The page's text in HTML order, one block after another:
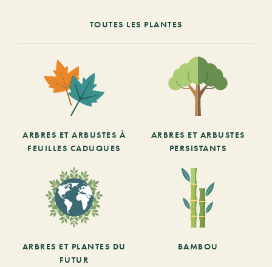
TOUTES LES PLANTES
ARBRES ET ARBUSTES À
FEUILLES CADUQUES
ARBRES ET ARBUSTES
PERSISTANTS
ARBRES ET PLANTES DU
FUTUR
BAMBOU